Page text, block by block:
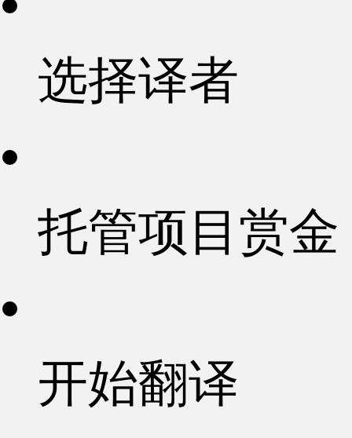
选择译者
托管项目赏金
开始翻译